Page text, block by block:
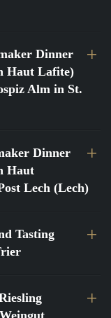
Dinner
Haut Lafite)
Alm in St.
Dinner
Haut
Lech (Lech)
Tasting